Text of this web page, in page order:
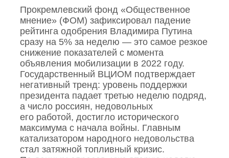
Прокремлевский фонд «Общественное
мнение» (ФОМ) зафиксировал падение
рейтинга одобрения Владимира Путина
сразу на 5% за неделю — это самое резкое
снижение показателей с момента
объявления мобилизации в 2022 году.
Государственный ВЦИОМ подтверждает
негативный тренд: уровень поддержки
президента падает третью неделю подряд,
а число россиян, недовольных
его работой, достигло исторического
максимума с начала войны. Главным
катализатором народного недовольства
стал затяжной топливный кризис.